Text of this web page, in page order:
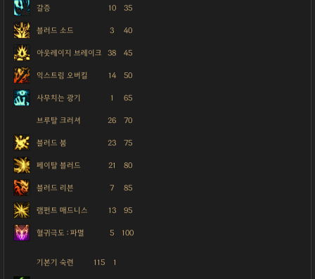
갈증 10 35
블러드 소드 3 40
아웃레이지 브레이크 38 45
익스트림 오버킬 14 50
사무치는 광기 1 65
브루탈 크러셔 26 70
블러드 붐 23 75
페이탈 블러드 21 80
블러드 리븐 7 85
램펀트 매드니스 13 95
혈귀극도 : 파멸 5 100
기본기 숙련 115 1